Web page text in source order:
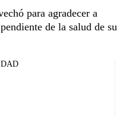
para agradecer a
de la salud de su